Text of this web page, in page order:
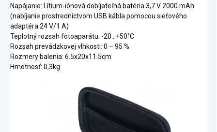
Napájanie: Lítium-iónová dobíjateľná batéria 3,7 V 2000 mAh
(nabíjanie prostredníctvom USB kábla pomocou sieťového
adaptéra 24 V/1 A)
Teplotný rozsah fotoaparátu: -20...+50°C
Rozsah prevádzkovej vlhkosti: 0 – 95 %
Rozmery balenia: 6.5x20x11.5cm
Hmotnosť: 0,3kg